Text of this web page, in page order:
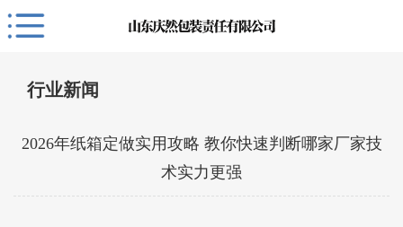
行业新闻
2026年纸箱定做实用攻略 教你快速判断哪家厂家技
术实力更强